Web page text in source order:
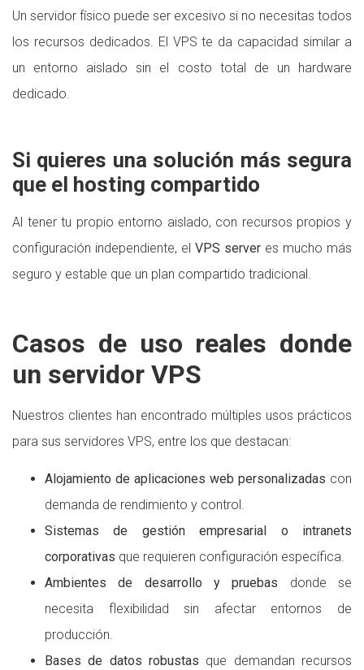
Un servidor físico puede ser excesivo si no necesitas todos
los recursos dedicados. El VPS te da capacidad similar a
un entorno aislado sin el costo total de un hardware
dedicado.
Si quieres una solución más segura
que el hosting compartido
Al tener tu propio entorno aislado, con recursos propios y
configuración independiente, el VPS server es mucho más
seguro y estable que un plan compartido tradicional.
Casos de uso reales donde
un servidor VPS
Nuestros clientes han encontrado múltiples usos prácticos
para sus servidores VPS, entre los que destacan:
Alojamiento de aplicaciones web personalizadas con
demanda de rendimiento y control.
Sistemas de gestión empresarial o intranets
corporativas que requieren configuración específica.
Ambientes de desarrollo y pruebas donde se
necesita flexibilidad sin afectar entornos de
producción.
Bases de datos robustas que demandan recursos